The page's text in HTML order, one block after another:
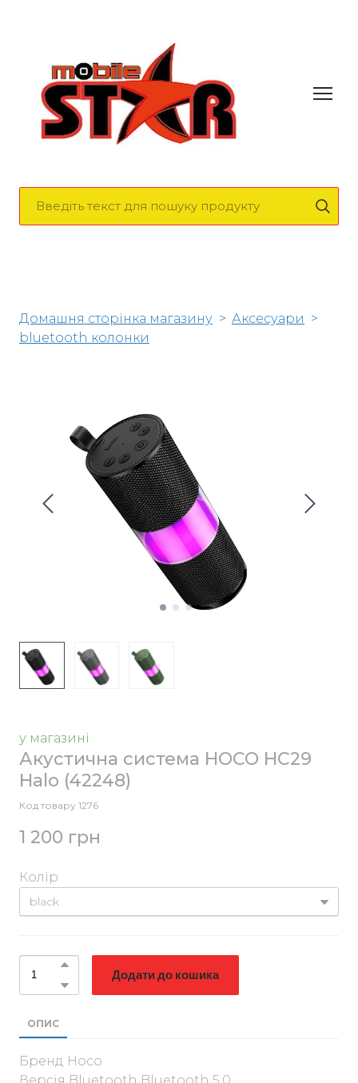
Домашня сторінка магазину
Аксесуари
bluetooth колонки
у магазині
Акустична система HOCO HC29
Halo (42248)
Код товару 1276
1 200 грн
Колір
Додати до кошика
ОПИС
Бренд Hoco
Версія Bluetooth Bluetooth 5.0